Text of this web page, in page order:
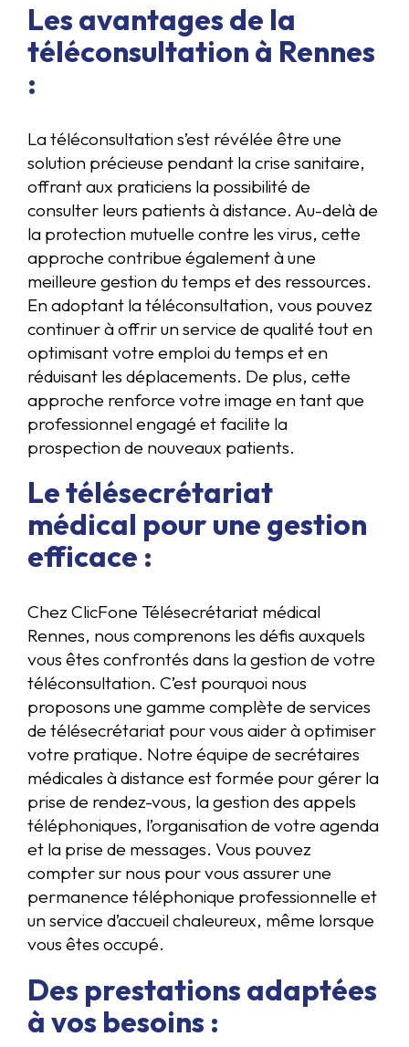
Les avantages de la
téléconsultation à Rennes
:
La téléconsultation s’est révélée être une
solution précieuse pendant la crise sanitaire,
offrant aux praticiens la possibilité de
consulter leurs patients à distance. Au-delà de
la protection mutuelle contre les virus, cette
approche contribue également à une
meilleure gestion du temps et des ressources.
En adoptant la téléconsultation, vous pouvez
continuer à offrir un service de qualité tout en
optimisant votre emploi du temps et en
réduisant les déplacements. De plus, cette
approche renforce votre image en tant que
professionnel engagé et facilite la
prospection de nouveaux patients.
Le télésecrétariat
médical pour une gestion
efficace :
Chez ClicFone Télésecrétariat médical
Rennes, nous comprenons les défis auxquels
vous êtes confrontés dans la gestion de votre
téléconsultation. C’est pourquoi nous
proposons une gamme complète de services
de télésecrétariat pour vous aider à optimiser
votre pratique. Notre équipe de secrétaires
médicales à distance est formée pour gérer la
prise de rendez-vous, la gestion des appels
téléphoniques, l’organisation de votre agenda
et la prise de messages. Vous pouvez
compter sur nous pour vous assurer une
permanence téléphonique professionnelle et
un service d’accueil chaleureux, même lorsque
vous êtes occupé.
Des prestations adaptées
à vos besoins :